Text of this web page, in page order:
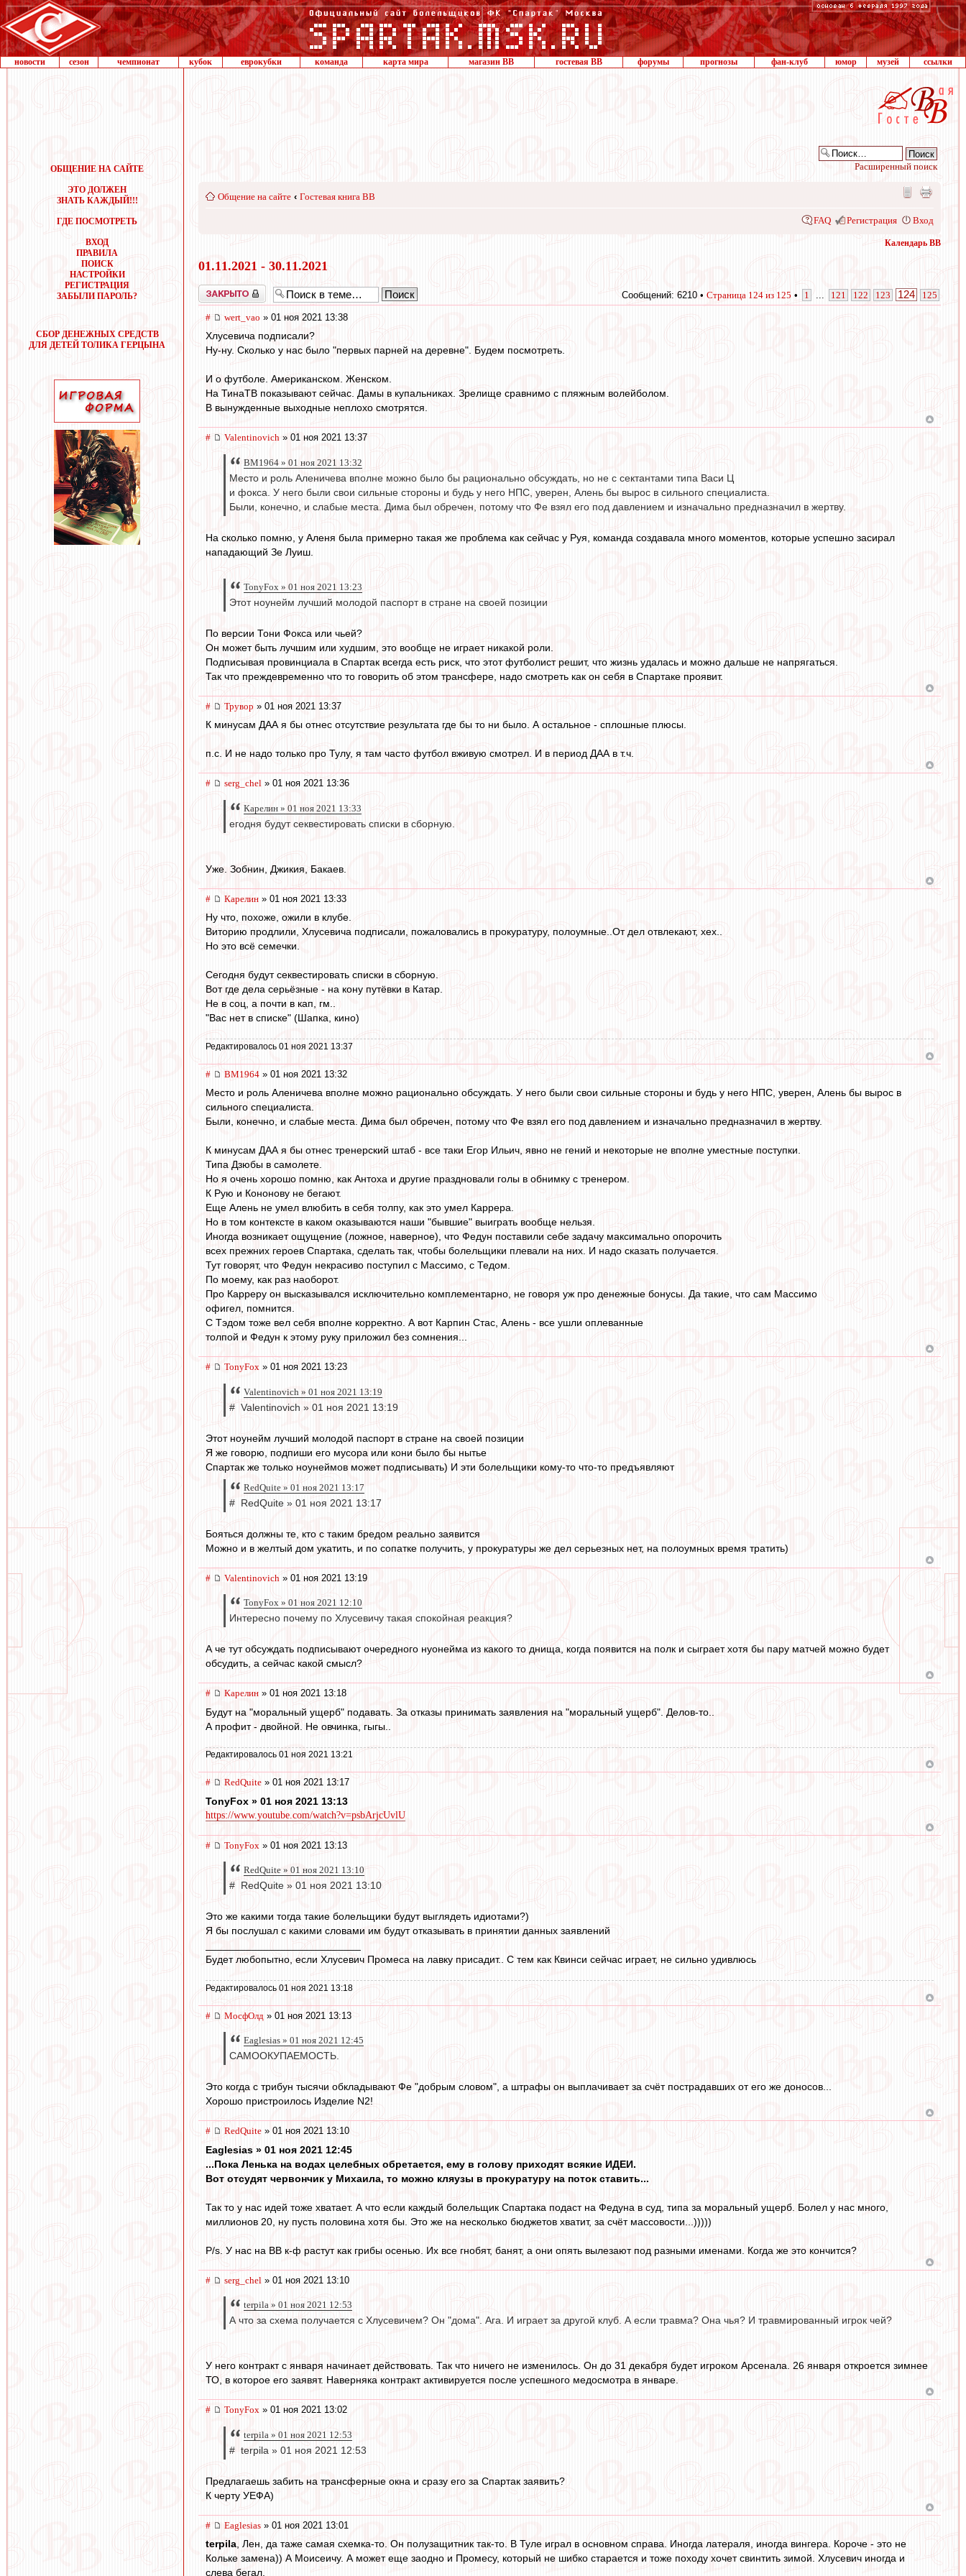
новости сезон чемпионат кубок еврокубки команда карта мира магазин ВВ гостевая ВВ форумы прогнозы фан-клуб юмор музей ссылки
ОБЩЕНИЕ НА САЙТЕ
ЭТО ДОЛЖЕН
ЗНАТЬ КАЖДЫЙ!!!
ГДЕ ПОСМОТРЕТЬ
ВХОД
ПРАВИЛА
ПОИСК
НАСТРОЙКИ
РЕГИСТРАЦИЯ
ЗАБЫЛИ ПАРОЛЬ?
СБОР ДЕНЕЖНЫХ СРЕДСТВ
ДЛЯ ДЕТЕЙ ТОЛИКА ГЕРЦЫНА
Расширенный поиск
Общение на сайте ‹ Гостевая книга ВВ
FAQ Регистрация Вход
Календарь ВВ
01.11.2021 - 30.11.2021
Закрыто Сообщений: 6210 • Страница 124 из 125 • 1 121 122 123 124 125
# wert_vao » 01 ноя 2021 13:38
Хлусевича подписали?
Ну-ну. Сколько у нас было "первых парней на деревне". Будем посмотреть.
И о футболе. Американском. Женском.
На ТинаТВ показывают сейчас. Дамы в купальниках. Зрелище сравнимо с пляжным волейболом.
В вынужденные выходные неплохо смотрятся.
# Valentinovich » 01 ноя 2021 13:37
BM1964 » 01 ноя 2021 13:32
Место и роль Аленичева вполне можно было бы рационально обсуждать, но не с сектантами типа Васи Ц
и фокса. У него были свои сильные стороны и будь у него НПС, уверен, Алень бы вырос в сильного специалиста.
Были, конечно, и слабые места. Дима был обречен, потому что Фе взял его под давлением и изначально предназначил в жертву.
На сколько помню, у Аленя была примерно такая же проблема как сейчас у Руя, команда создавала много моментов, которые успешно засирал
нападающий Зе Луиш.
TonyFox » 01 ноя 2021 13:23
Этот ноунейм лучший молодой паспорт в стране на своей позиции
По версии Тони Фокса или чьей?
Он может быть лучшим или худшим, это вообще не играет никакой роли.
Подписывая провинциала в Спартак всегда есть риск, что этот футболист решит, что жизнь удалась и можно дальше не напрягаться.
Так что преждевременно что то говорить об этом трансфере, надо смотреть как он себя в Спартаке проявит.
# Трувор » 01 ноя 2021 13:37
К минусам ДАА я бы отнес отсутствие результата где бы то ни было. А остальное - сплошные плюсы.
п.с. И не надо только про Тулу, я там часто футбол вживую смотрел. И в период ДАА в т.ч.
# serg_chel » 01 ноя 2021 13:36
Карелин » 01 ноя 2021 13:33
егодня будут секвестировать списки в сборную.
Уже. Зобнин, Джикия, Бакаев.
# Карелин » 01 ноя 2021 13:33
Ну что, похоже, ожили в клубе.
Виторию продлили, Хлусевича подписали, пожаловались в прокуратуру, полоумные..От дел отвлекают, хех..
Но это всё семечки.
Сегодня будут секвестировать списки в сборную.
Вот где дела серьёзные - на кону путёвки в Катар.
Не в соц, а почти в кап, гм..
"Вас нет в списке" (Шапка, кино)
Редактировалось 01 ноя 2021 13:37
# BM1964 » 01 ноя 2021 13:32
Место и роль Аленичева вполне можно рационально обсуждать. У него были свои сильные стороны и будь у него НПС, уверен, Алень бы вырос в
сильного специалиста.
Были, конечно, и слабые места. Дима был обречен, потому что Фе взял его под давлением и изначально предназначил в жертву.
К минусам ДАА я бы отнес тренерский штаб - все таки Егор Ильич, явно не гений и некоторые не вполне уместные поступки.
Типа Дзюбы в самолете.
Но я очень хорошо помню, как Антоха и другие праздновали голы в обнимку с тренером.
К Рую и Кононову не бегают.
Еще Алень не умел влюбить в себя толпу, как это умел Каррера.
Но в том контексте в каком оказываются наши "бывшие" выиграть вообще нельзя.
Иногда возникает ощущение (ложное, наверное), что Федун поставили себе задачу максимально опорочить
всех прежних героев Спартака, сделать так, чтобы болельщики плевали на них. И надо сказать получается.
Тут говорят, что Федун некрасиво поступил с Массимо, с Тедом.
По моему, как раз наоборот.
Про Карреру он высказывался исключительно комплементарно, не говоря уж про денежные бонусы. Да такие, что сам Массимо
офигел, помнится.
С Тэдом тоже вел себя вполне корректно. А вот Карпин Стас, Алень - все ушли оплеванные
толпой и Федун к этому руку приложил без сомнения...
# TonyFox » 01 ноя 2021 13:23
Valentinovich » 01 ноя 2021 13:19
# Valentinovich » 01 ноя 2021 13:19
Этот ноунейм лучший молодой паспорт в стране на своей позиции
Я же говорю, подпиши его мусора или кони было бы нытье
Спартак же только ноунеймов может подписывать) И эти болельщики кому-то что-то предъявляют
RedQuite » 01 ноя 2021 13:17
# RedQuite » 01 ноя 2021 13:17
Бояться должны те, кто с таким бредом реально заявится
Можно и в желтый дом укатить, и по сопатке получить, у прокуратуры же дел серьезных нет, на полоумных время тратить)
# Valentinovich » 01 ноя 2021 13:19
TonyFox » 01 ноя 2021 12:10
Интересно почему по Хлусевичу такая спокойная реакция?
А че тут обсуждать подписывают очередного нуонейма из какого то днища, когда появится на полк и сыграет хотя бы пару матчей можно будет
обсудить, а сейчас какой смысл?
# Карелин » 01 ноя 2021 13:18
Будут на "моральный ущерб" подавать. За отказы принимать заявления на "моральный ущерб". Делов-то..
А профит - двойной. Не овчинка, гыгы..
Редактировалось 01 ноя 2021 13:21
# RedQuite » 01 ноя 2021 13:17
TonyFox » 01 ноя 2021 13:13
https://www.youtube.com/watch?v=psbArjcUvlU
# TonyFox » 01 ноя 2021 13:13
RedQuite » 01 ноя 2021 13:10
# RedQuite » 01 ноя 2021 13:10
Это же какими тогда такие болельщики будут выглядеть идиотами?)
Я бы послушал с какими словами им будут отказывать в принятии данных заявлений
Будет любопытно, если Хлусевич Промеса на лавку присадит.. С тем как Квинси сейчас играет, не сильно удивлюсь
Редактировалось 01 ноя 2021 13:18
# МосфОлд » 01 ноя 2021 13:13
Eaglesias » 01 ноя 2021 12:45
САМООКУПАЕМОСТЬ.
Это когда с трибун тысячи обкладывают Фе "добрым словом", а штрафы он выплачивает за счёт пострадавших от его же доносов...
Хорошо пристроилось Изделие N2!
# RedQuite » 01 ноя 2021 13:10
Eaglesias » 01 ноя 2021 12:45
...Пока Ленька на водах целебных обретается, ему в голову приходят всякие ИДЕИ.
Вот отсудят червончик у Михаила, то можно кляузы в прокуратуру на поток ставить...
Так то у нас идей тоже хватает. А что если каждый болельщик Спартака подаст на Федуна в суд, типа за моральный ущерб. Болел у нас много,
миллионов 20, ну пусть половина хотя бы. Это же на несколько бюджетов хватит, за счёт массовости...)))))
P/s. У нас на ВВ к-ф растут как грибы осенью. Их все гнобят, банят, а они опять вылезают под разными именами. Когда же это кончится?
# serg_chel » 01 ноя 2021 13:10
terpila » 01 ноя 2021 12:53
А что за схема получается с Хлусевичем? Он "дома". Ага. И играет за другой клуб. А если травма? Она чья? И травмированный игрок чей?
У него контракт с января начинает действовать. Так что ничего не изменилось. Он до 31 декабря будет игроком Арсенала. 26 января откроется зимнее
ТО, в которое его заявят. Наверняка контракт активируется после успешного медосмотра в январе.
# TonyFox » 01 ноя 2021 13:02
terpila » 01 ноя 2021 12:53
# terpila » 01 ноя 2021 12:53
Предлагаешь забить на трансферные окна и сразу его за Спартак заявить?
К черту УЕФА)
# Eaglesias » 01 ноя 2021 13:01
terpila, Лен, да таже самая схемка-то. Он полузащитник так-то. В Туле играл в основном справа. Иногда латераля, иногда вингера. Короче - это не
Кольке замена)) А Моисеичу. А может еще заодно и Промесу, который не шибко старается и тоже походу хочет свинтить зимой. Хлусевич иногда и
слева бегал.